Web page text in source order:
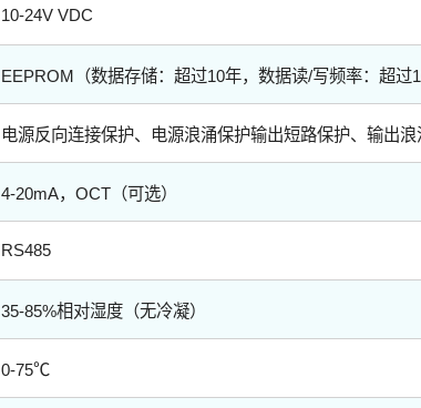
10-24V VDC
EEPROM（数据存储：超过10年，数据读/写频率：超过
电源反向连接保护、电源浪涌保护输出短路保护、输出浪
4-20mA，OCT（可选）
RS485
35-85%相对湿度（无冷凝）
0-75℃